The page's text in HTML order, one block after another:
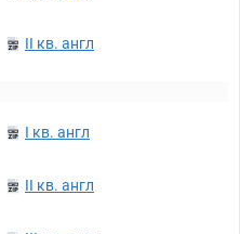
II кв. англ
I кв. англ
II кв. англ